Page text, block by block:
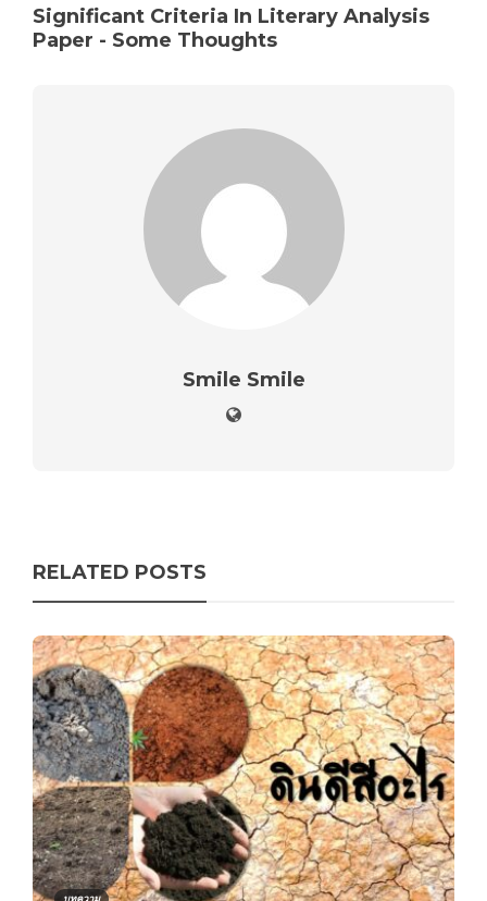
Significant Criteria In Literary Analysis
Paper - Some Thoughts
Smile Smile
RELATED POSTS
บทความ